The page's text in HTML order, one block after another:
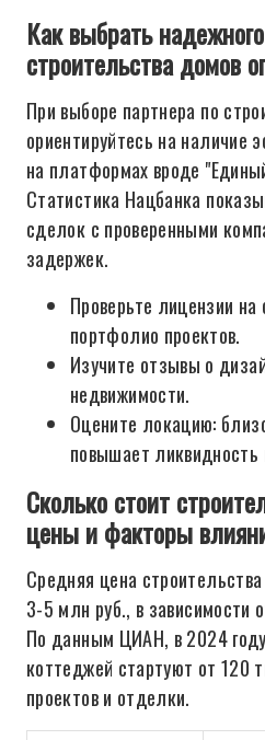
Как выбрать
строительства домов
При выборе партнера по
ориентируйтесь на наличие
на платформах вроде
Статистика Нацбанка
сделок с проверенными
задержек.
Проверьте лицензии на
портфолио проектов.
Изучите отзывы о
недвижимости.
Оцените локацию:
повышает
Сколько стоит
цены и факторы
Средняя цена
3-5 млн руб., в зависимости
По данным ЦИАН, в 2024
коттеджей стартуют от 120
проектов и отделки.